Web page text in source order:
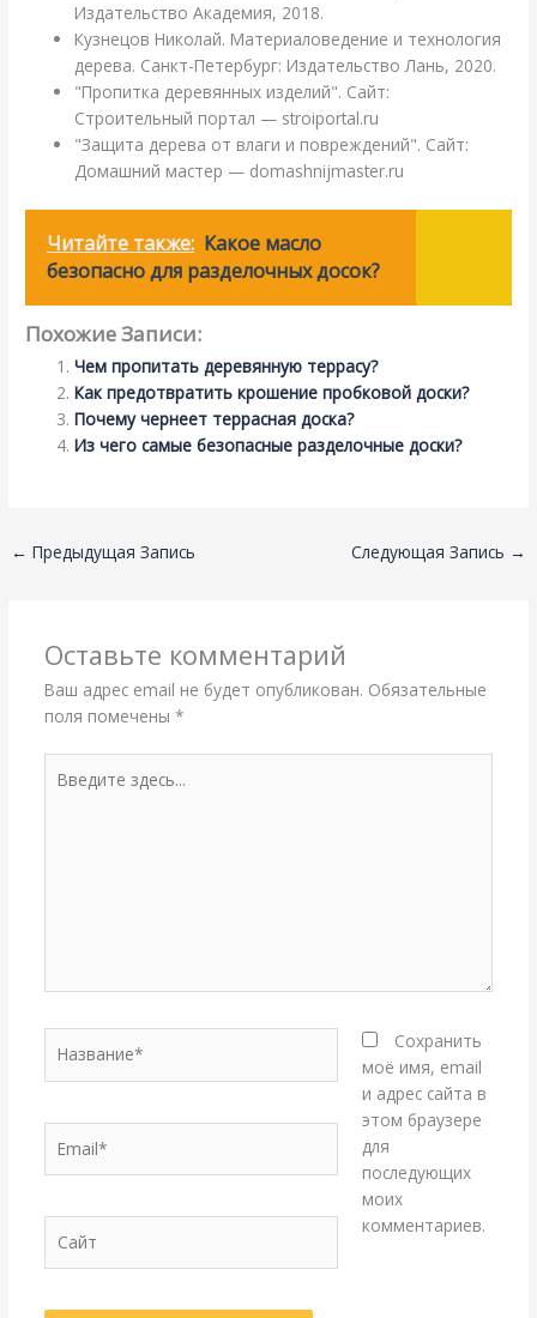
Издательство Академия, 2018.
Кузнецов Николай. Материаловедение и технология
дерева. Санкт-Петербург: Издательство Лань, 2020.
"Пропитка деревянных изделий". Сайт:
Строительный портал — stroiportal.ru
"Защита дерева от влаги и повреждений". Сайт:
Домашний мастер — domashnijmaster.ru
Читайте также: Какое масло
безопасно для разделочных досок?
Похожие Записи:
Чем пропитать деревянную террасу?
Как предотвратить крошение пробковой доски?
Почему чернеет террасная доска?
Из чего самые безопасные разделочные доски?
← Предыдущая Запись Следующая Запись →
Оставьте комментарий
Ваш адрес email не будет опубликован. Обязательные
поля помечены *
здесь...
Сохранить
моё имя, email
и адрес сайта в
этом браузере
для
последующих
моих
комментариев.